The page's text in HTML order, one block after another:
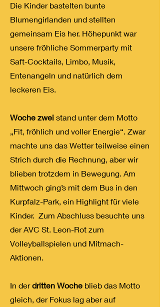
Die Kinder bastelten bunte
Blumengirlanden und stellten
gemeinsam Eis her. Höhepunkt war
unsere fröhliche Sommerparty mit
Saft-Cocktails, Limbo, Musik,
Entenangeln und natürlich dem
leckeren Eis.
Woche zwei stand unter dem Motto
„Fit, fröhlich und voller Energie“. Zwar
machte uns das Wetter teilweise einen
Strich durch die Rechnung, aber wir
blieben trotzdem in Bewegung. Am
Mittwoch ging’s mit dem Bus in den
Kurpfalz-Park, ein Highlight für viele
Kinder. Zum Abschluss besuchte uns
der AVC St. Leon-Rot zum
Volleyballspielen und Mitmach-
Aktionen.
In derdritten Woche blieb das Motto
gleich, der Fokus lag aber auf